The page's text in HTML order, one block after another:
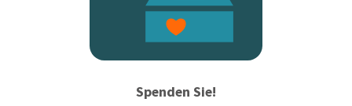
Spenden Sie!